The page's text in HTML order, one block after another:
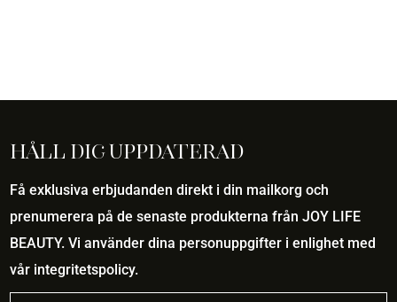
Håll dig uppdaterad
Få exklusiva erbjudanden direkt i din mailkorg och
prenumerera på de senaste produkterna från JOY LIFE
BEAUTY. Vi använder dina personuppgifter i enlighet med
vår integritetspolicy.